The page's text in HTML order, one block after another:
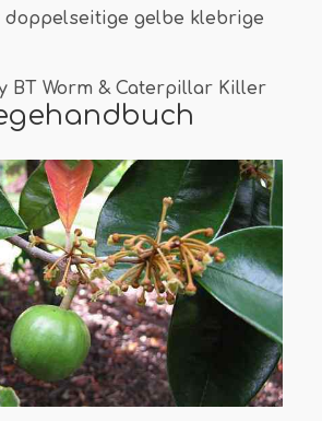
doppelseitige gelbe klebrige
BT Worm & Caterpillar Killer